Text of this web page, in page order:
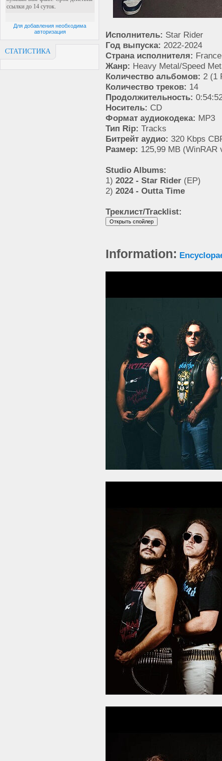
Для добавления необходима
авторизация
СТАТИСТИКА
Исполнитель: Star Rider
Год выпуска: 2022-2024
Страна исполнителя: France
Жанр: Heavy Metal/Speed
Количество альбомов: 2 (1
Количество треков: 14
Продолжительность:
Носитель: CD
Формат аудиокодека: MP3
Тип Rip: Tracks
Битрейт аудио: 320 Kbps
Размер: 125,99 MB (WinRAR
Studio Albums:
1) 2022 - Star Rider (EP)
2) 2024 - Outta Time
Треклист/Tracklist:
Information: